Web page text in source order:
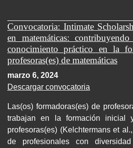
Convocatoria: Intimate
en matemáticas:
conocimiento práctico en la
profesoras(es) de matemáticas
marzo 6, 2024
Descargar convocatoria
Las(os) formadoras(es) de
trabajan en la formación inicial
profesoras(es) (Kelchtermans et
de profesionales con